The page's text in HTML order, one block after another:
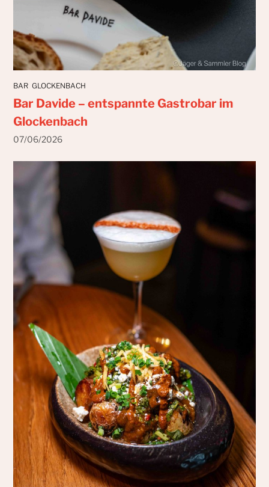
BAR GLOCKENBACH
Bar Davide – entspannte Gastrobar im
Glockenbach
07/06/2026